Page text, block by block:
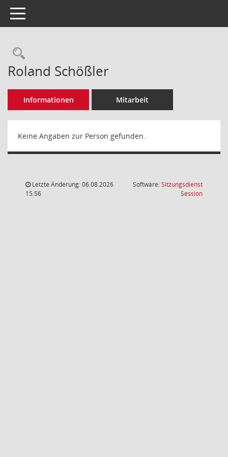
Toggle navigation
Rechercheauswahl
Roland Schößler
Informationen Mitarbeit
Keine Angaben zur Person gefunden.
Letzte Änderung: 06.08.2026
15:56
Software:Sitzungsdienst
Session(Wird in